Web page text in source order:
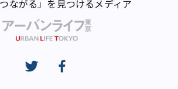
ながる」を見つけるメディア